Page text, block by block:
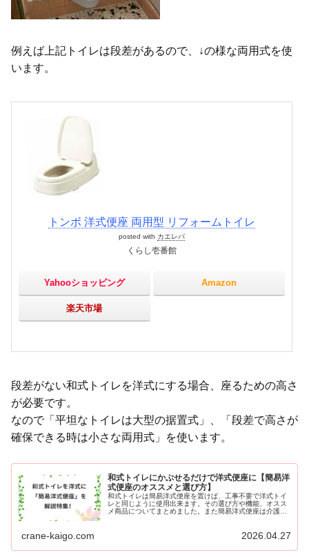
例えば上記トイレは段差があるので、↓の様な両用式を使
います。
トンボ 洋式便座 両用型 リフォームトイレ
posted with カエレバ
くらし壱番館
Yahooショッピング Amazon
楽天市場
段差がない和式トイレを洋式にする場合、座るための高さ
が必要です。
なので「平坦なトイレは大型の据置式」、「段差で高さが
確保できる時は小さな両用式」を使います。
和式トイレにかぶせるだけで洋式便座に【簡易洋
式便座のオススメと選び方】
和式トイレは簡易洋式便座を置けば、工事不要で洋式トイ
レと同じように使用出来ます。その選び方や機能、オスス
メ商品についてまとめました。また簡易洋式便座は介護便
crane-kaigo.com 2026.04.27